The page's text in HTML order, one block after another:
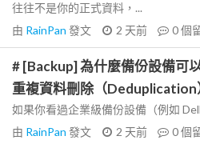
往往不是你的正式資料，...
由 RainPan 發文 2 天前 0個
# [Backup] 為什麼備份設備可
重複資料刪除（Deduplication
如果你看過企業級備份設備（例如
由 RainPan 發文 2 天前 0個